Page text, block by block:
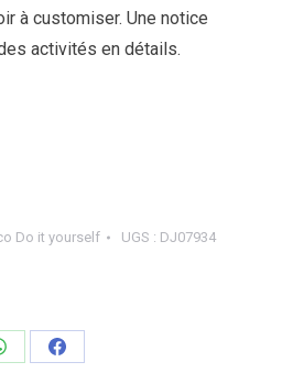
à customiser. Une notice
activités en détails.
Do it yourself UGS : DJ07934
Partager